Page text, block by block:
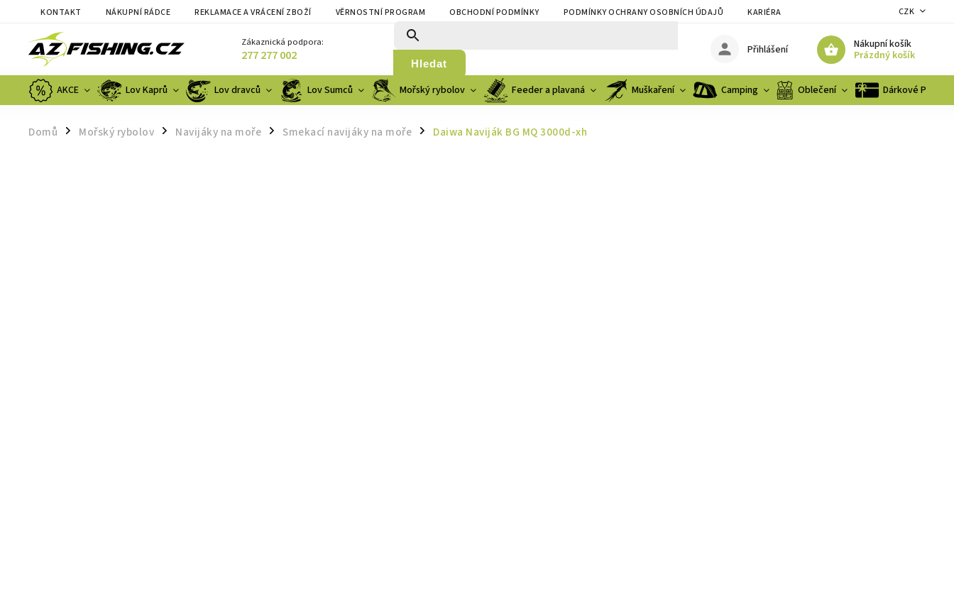
KONTAKT NÁKUPNÍ RÁDCE REKLAMACE A VRÁCENÍ ZBOŽÍ VĚRNOSTNÍ PROGRAM OBCHODNÍ PODMÍNKY PODMÍNKY OCHRANY OSOBNÍCH ÚDAJŮ KARIÉRA CZK
Zákaznická podpora:
277 277 002 Hledat
Nákupní košík
Prázdný košík
Přihlášení
AKCE Lov Kaprů Lov dravců Lov Sumců Mořský rybolov Feeder a plavaná Muškaření Camping Oblečení Dárkové
Domů / Mořský rybolov / Navijáky na moře / Smekací navijáky na moře / Daiwa Naviják BG MQ 3000d-xh